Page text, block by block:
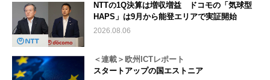
NTTの1Q決算は増収増益 ドコモの「気球型
HAPS」は9月から能登エリアで実証開始
2026.08.06
＜連載＞欧州ICTレポート
スタートアップの国エストニア